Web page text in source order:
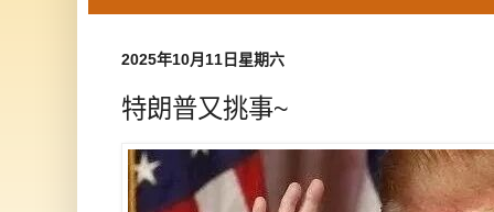
2025年10月11日星期六
特朗普又挑事~